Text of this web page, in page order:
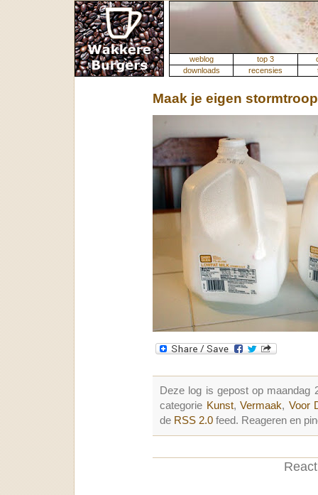
weblog top 3
downloads
recensies
Maak je eigen
Deze log is gepost op maandag
categorie Kunst,Vermaak, Voor
de RSS 2.0 feed. Reageren en